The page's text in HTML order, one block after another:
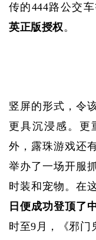
传的444路公交
英正版授权。
竖屏的形式，令
更具沉浸感。更
外，露珠游戏还
举办了一场开服
时装和宠物。在
日便成功登顶了
时至9月，《邪门